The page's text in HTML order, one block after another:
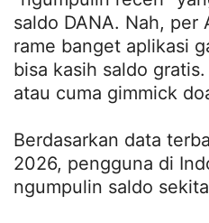
saldo DANA. Nah, per
rame banget aplikasi
bisa kasih saldo
atau cuma gimmick
Berdasarkan data
2026, pengguna di
ngumpulin saldo